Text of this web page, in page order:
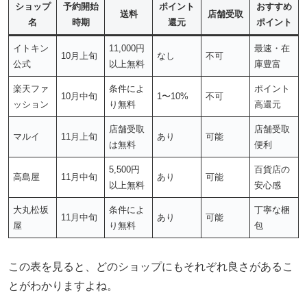
ショップ
名
予約開始
時期
送料
ポイント
還元
店舗受取
おすすめ
ポイント
イトキン
公式
10月上旬
11,000円
以上無料
なし 不可
最速・在
庫豊富
楽天ファ
ッション
10月中旬
条件によ
り無料
1〜10% 不可
ポイント
高還元
マルイ 11月上旬
店舗受取
は無料
あり 可能
店舗受取
便利
高島屋 11月中旬
5,500円
以上無料
あり 可能
百貨店の
安心感
大丸松坂
屋
11月中旬
条件によ
り無料
あり 可能
丁寧な梱
包
この表を見ると、どのショップにもそれぞれ良さがあるこ
とがわかりますよね。